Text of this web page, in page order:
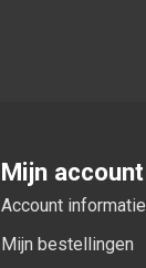
Mijn account
Account informatie
Mijn bestellingen